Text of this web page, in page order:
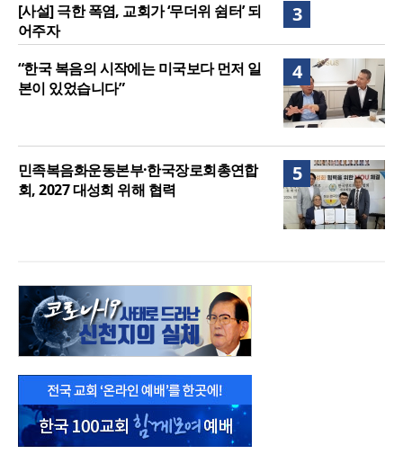
3
[사설] 극한 폭염, 교회가 ‘무더위 쉼터’ 되
어주자
4
“한국 복음의 시작에는 미국보다 먼저 일
본이 있었습니다”
5
민족복음화운동본부·한국장로회총연합
회, 2027 대성회 위해 협력